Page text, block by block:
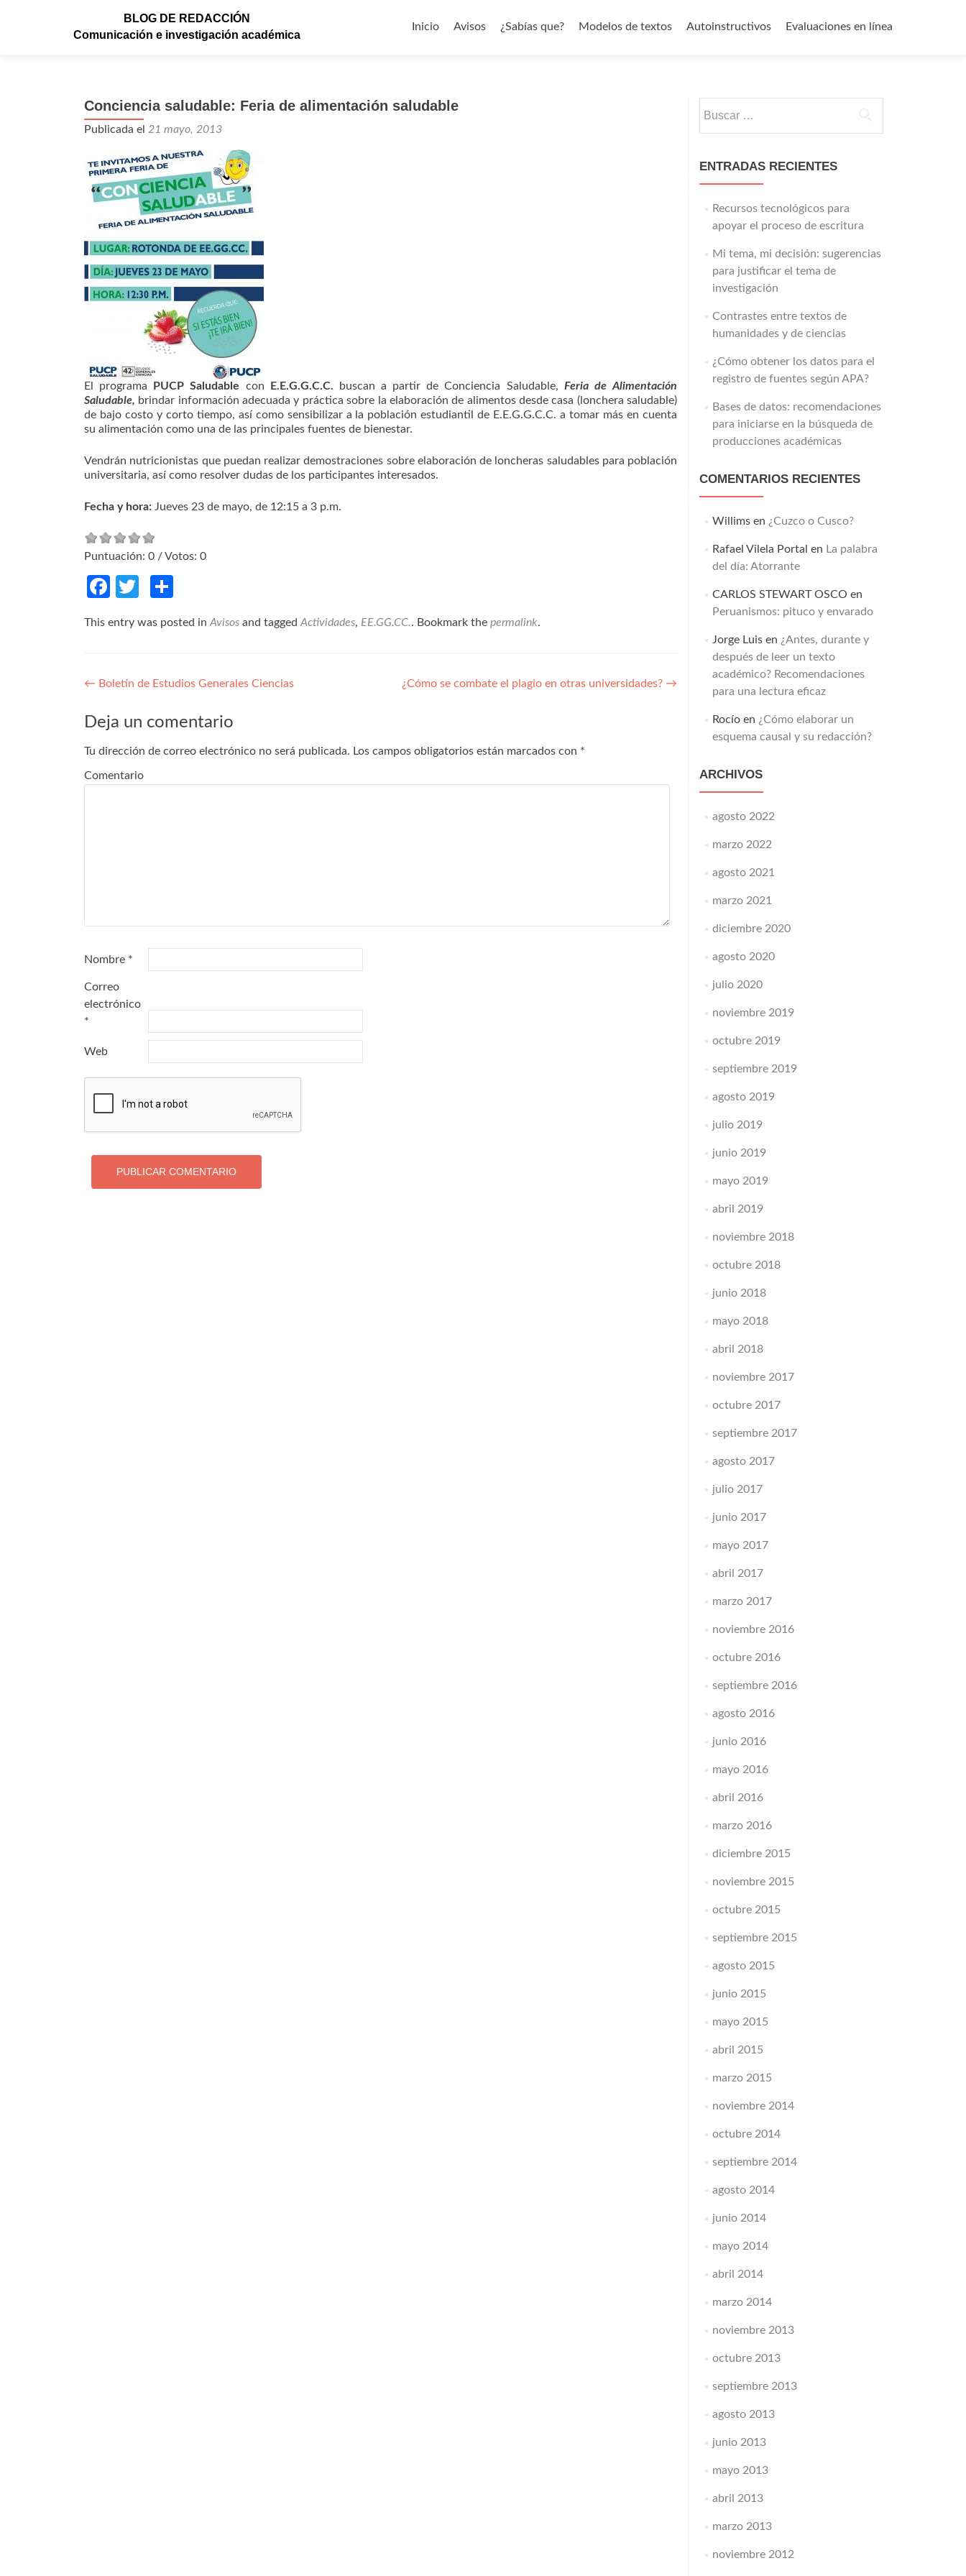
BLOG DE REDACCIÓN
Comunicación e investigación académica
Inicio
Avisos ¿Sabías que? Modelos de textos Autoinstructivos Evaluaciones en línea
Conciencia saludable: Feria de alimentación saludable
Publicada el 21 mayo, 2013
El programa PUCP Saludable con E.E.G.G.C.C. buscan a partir de Conciencia Saludable, Feria de Alimentación
Saludable, brindar información adecuada y práctica sobre la elaboración de alimentos desde casa (lonchera saludable)
de bajo costo y corto tiempo, así como sensibilizar a la población estudiantil de E.E.G.G.C.C. a tomar más en cuenta
su alimentación como una de las principales fuentes de bienestar.
Vendrán nutricionistas que puedan realizar demostraciones sobre elaboración de loncheras saludables para población
universitaria, así como resolver dudas de los participantes interesados.
Fecha y hora: Jueves 23 de mayo, de 12:15 a 3 p.m.
Puntuación: 0 / Votos: 0
Facebook
Twitter
This entry was posted in Avisos and tagged Actividades, EE.GG.CC.. Bookmark the permalink.
Navegación de entradas
← Boletín de Estudios Generales Ciencias ¿Cómo se combate el plagio en otras universidades? →
Deja un comentario
Tu dirección de correo electrónico no será publicada. Los campos obligatorios están marcados con *
Comentario
Nombre *
Correo
electrónico
*
Web
ENTRADAS RECIENTES
Recursos tecnológicos para
apoyar el proceso de escritura
Mi tema, mi decisión: sugerencias
para justificar el tema de
investigación
Contrastes entre textos de
humanidades y de ciencias
¿Cómo obtener los datos para el
registro de fuentes según APA?
Bases de datos: recomendaciones
para iniciarse en la búsqueda de
producciones académicas
COMENTARIOS RECIENTES
Willimsen ¿Cuzco o Cusco?
Rafael Vilela Portal en La palabra
del día: Atorrante
CARLOS STEWART OSCO en
Peruanismos: pituco y envarado
Jorge Luisen ¿Antes, durante y
después de leer un texto
académico? Recomendaciones
para una lectura eficaz
Rocíoen ¿Cómo elaborar un
esquema causal y su redacción?
ARCHIVOS
agosto 2022
marzo 2022
agosto 2021
marzo 2021
diciembre 2020
agosto 2020
julio 2020
noviembre 2019
octubre 2019
septiembre 2019
agosto 2019
julio 2019
junio 2019
mayo 2019
abril 2019
noviembre 2018
octubre 2018
junio 2018
mayo 2018
abril 2018
noviembre 2017
octubre 2017
septiembre 2017
agosto 2017
julio 2017
junio 2017
mayo 2017
abril 2017
marzo 2017
noviembre 2016
octubre 2016
septiembre 2016
agosto 2016
junio 2016
mayo 2016
abril 2016
marzo 2016
diciembre 2015
noviembre 2015
octubre 2015
septiembre 2015
agosto 2015
junio 2015
mayo 2015
abril 2015
marzo 2015
noviembre 2014
octubre 2014
septiembre 2014
agosto 2014
junio 2014
mayo 2014
abril 2014
marzo 2014
noviembre 2013
octubre 2013
septiembre 2013
agosto 2013
junio 2013
mayo 2013
abril 2013
marzo 2013
noviembre 2012